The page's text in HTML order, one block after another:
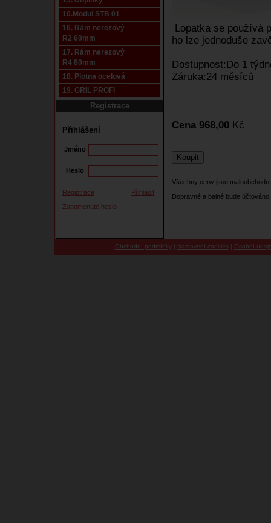
10.Modul STB 01
16. Rám nerezový
R2 60mm
17. Rám nerezový
R4 80mm
18. Plotna ocelová
19. GRIL PROFI
Registrace
Přihlášení
Jméno
Heslo
Registrace
Přihlásit
Zapomenuté heslo
Lopatka se používá
ho lze jednoduše
Dostupnost:Do 1
Záruka:24 měsíců
Cena 968,00 Kč
Všechny ceny jsou
Dopravné a balné bude
Obchodní podmínky| Nastavení cookies | Osobní